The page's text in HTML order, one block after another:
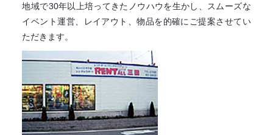
地域で30年以上培ってきたノウハウを生かし、スムーズな
イベント運営、レイアウト、物品を的確にご提案させてい
ただきます。